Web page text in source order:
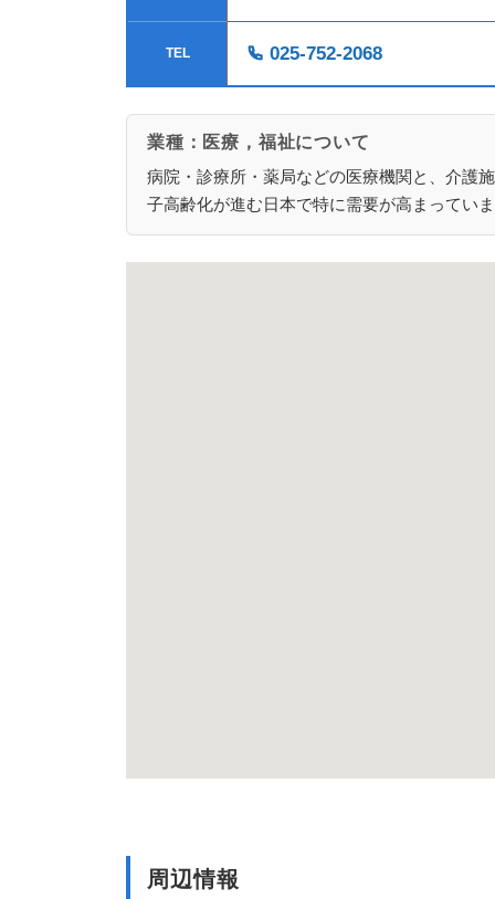
TEL 025-752-2068
業種：医療，福祉について
病院・診療所・薬局などの医療機関と、介護
子高齢化が進む日本で特に需要が高まっていま
周辺情報